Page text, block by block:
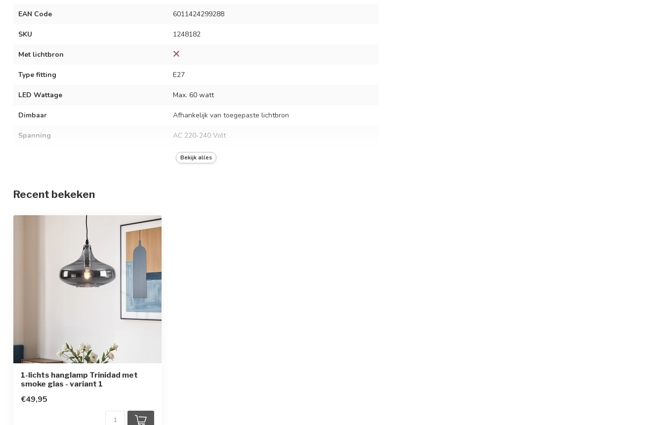
EAN Code 6011424299288
SKU 1248182
Met lichtbron
Type fitting E27
LED Wattage Max. 60 watt
Dimbaar Afhankelijk van toegepaste lichtbron
Spanning AC 220-240 Volt
50/60 Hz
Materiaal
Afmetingen
In hoogte verstelbaar
Beschermingsgraad
Beschermingsklasse
Bekijk alles
Recent bekeken
1-lichts hanglamp Trinidad met
smoke glas - variant 1
€49,95